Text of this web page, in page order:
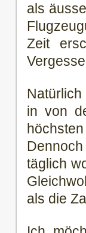
als
Zeit
in von
täglich
als die